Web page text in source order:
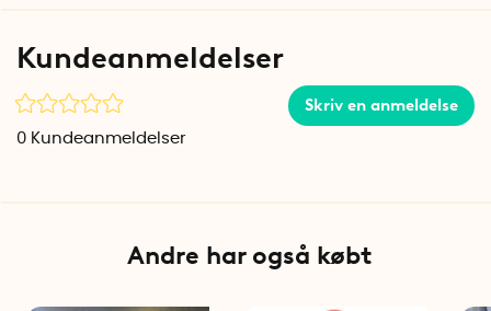
genskabe glans i metalunderlaget.
Klik her for at komme til blomsterfakirringen
Specifikationer
Længde: 11,5 cm
Kundeanmeldelser
Skriv en anmeldelse
0 Kundeanmeldelser
Andre har også købt